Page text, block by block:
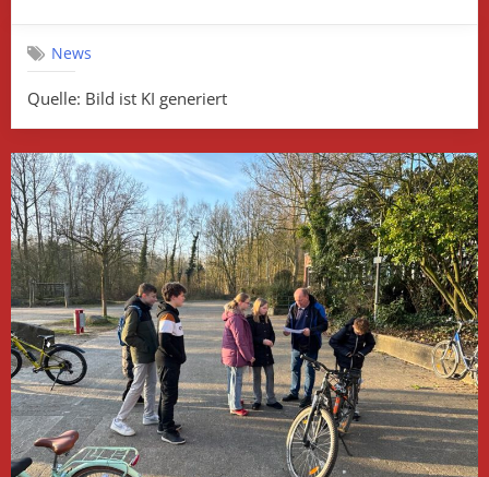
Kamen
ist
kritisch! –
Die
nette
Toilette
als
Lösung?
News
Quelle: Bild ist KI generiert